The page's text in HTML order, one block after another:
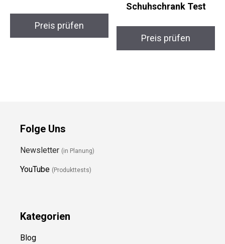
Preis prüfen
Schuhschrank Test
Preis prüfen
Folge Uns
Newsletter (in Planung)
YouTube (Produkttests)
Kategorien
Blog